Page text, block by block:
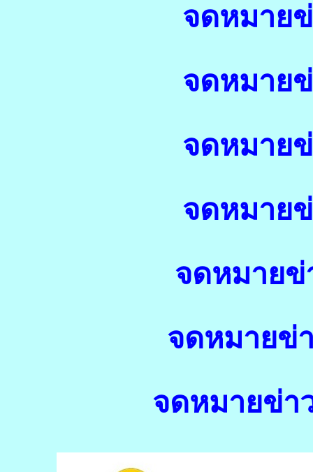
จดหมาย
จดหมาย
จดหมาย
จดหมาย
จดหมายข่
จดหมายข่
จดหมายข่า